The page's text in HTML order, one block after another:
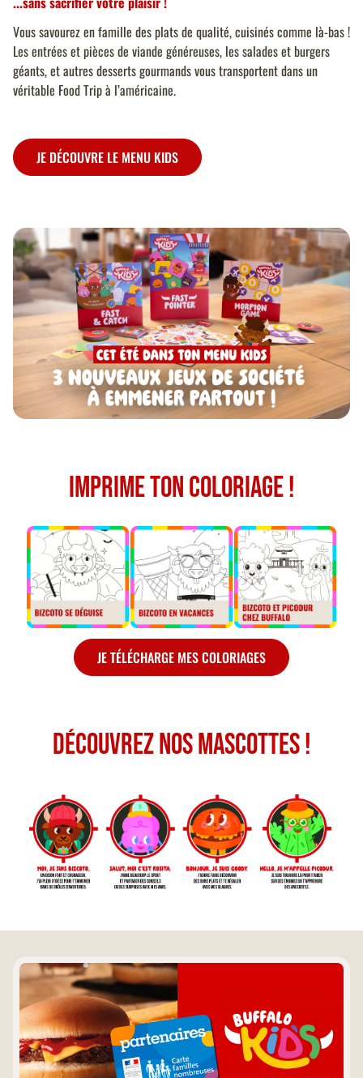
Vous savourez en famille des plats de qualité, cuisinés comme là-bas !
Les entrées et pièces de viande généreuses, les salades et burgers
géants, et autres desserts gourmands vous transportent dans un
véritable Food Trip à l’américaine.
JE DÉCOUVRE LE MENU KIDS
IMPRIME TON COLORIAGE !
JE TÉLÉCHARGE MES COLORIAGES
Découvrez nos mascottes !